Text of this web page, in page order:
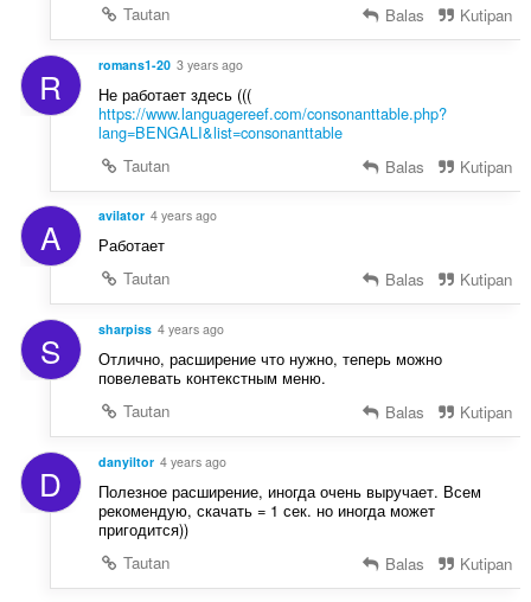
Tautan
Balas Kutipan
R romans1-20 3 years ago
Не работает здесь (((
https://www.languagereef.com/consonanttable.php?
lang=BENGALI&list=consonanttable
Tautan
Balas Kutipan
A avilator 4 years ago
Работает
Tautan
Balas Kutipan
S sharpiss 4 years ago
Отлично, расширение что нужно, теперь можно
повелевать контекстным меню.
Tautan
Balas Kutipan
D danyiltor 4 years ago
Полезное расширение, иногда очень выручает. Всем
рекомендую, скачать = 1 сек. но иногда может
пригодится))
Tautan
Balas Kutipan